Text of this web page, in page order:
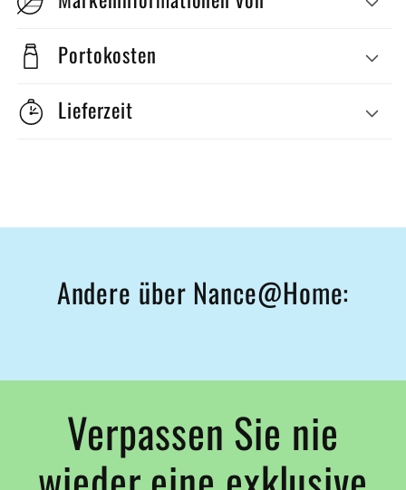
Portokosten
Lieferzeit
Andere über Nance@Home:
Verpassen Sie nie